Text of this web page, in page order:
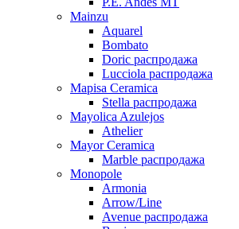
Mainzu
Aquarel
Bombato
Doric распродажа
Lucciola распродажа
Mapisa Ceramica
Stella распродажа
Mayolica Azulejos
Athelier
Mayor Ceramica
Marble распродажа
Monopole
Armonia
Arrow/Line
Avenue распродажа